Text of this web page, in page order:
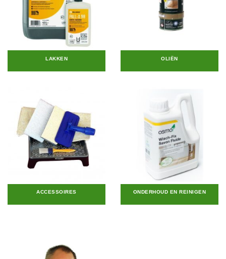
LAKKEN OLIËN
ACCESSOIRES ONDERHOUD EN REINIGEN